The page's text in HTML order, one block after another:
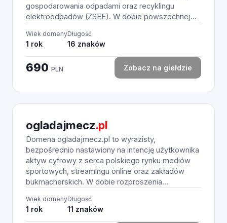
gospodarowania odpadami oraz recyklingu
elektroodpadów (ZSEE). W dobie powszechnej...
Wiek domeny
1 rok
Długość
16 znaków
690 PLN Zobacz na giełdzie
ogladajmecz.pl
Domena ogladajmecz.pl to wyrazisty,
bezpośrednio nastawiony na intencję użytkownika
aktyw cyfrowy z serca polskiego rynku mediów
sportowych, streamingu online oraz zakładów
bukmacherskich. W dobie rozproszenia...
Wiek domeny
1 rok
Długość
11 znaków